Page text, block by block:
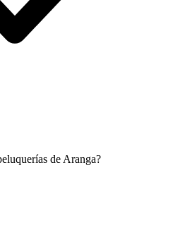
de Aranga?